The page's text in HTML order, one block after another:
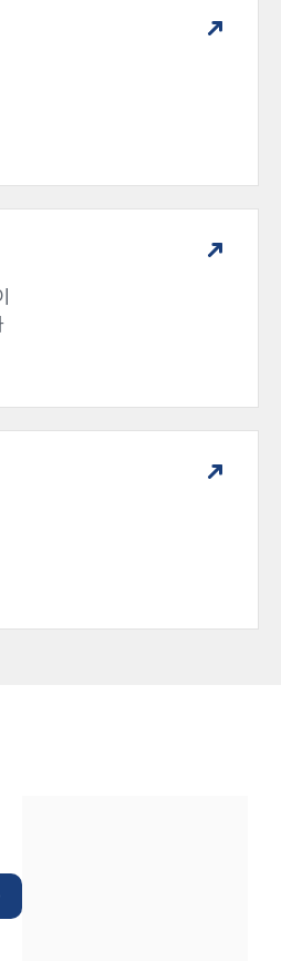
론보도
지사항
블로그
률상담예약